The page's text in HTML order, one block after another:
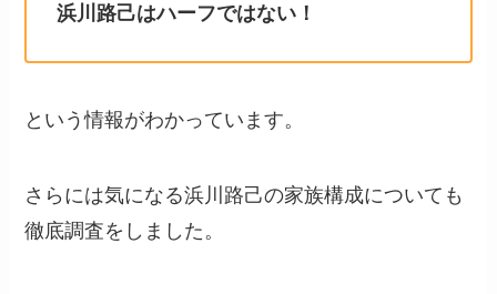
浜川路己はハーフではない！
という情報がわかっています。
さらには気になる浜川路己の家族構成についても
徹底調査をしました。